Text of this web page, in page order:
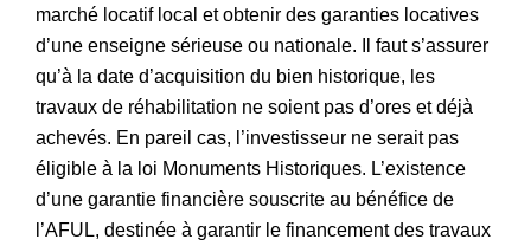
marché locatif local et obtenir des garanties locatives
d’une enseigne sérieuse ou nationale. Il faut s’assurer
qu’à la date d’acquisition du bien historique, les
travaux de réhabilitation ne soient pas d’ores et déjà
achevés. En pareil cas, l’investisseur ne serait pas
éligible à la loi Monuments Historiques. L’existence
d’une garantie financière souscrite au bénéfice de
l’AFUL, destinée à garantir le financement des travaux